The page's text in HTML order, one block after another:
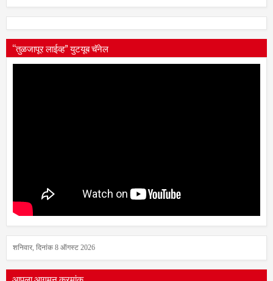
डायरी वाचा
“तुळजापूर लाईव्ह” युटयूब चॅनेल
शनिवार, दिनांक 8 ऑगस्ट 2026